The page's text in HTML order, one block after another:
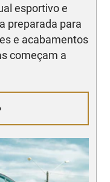
esportivo e
preparada para
e acabamentos
começam a